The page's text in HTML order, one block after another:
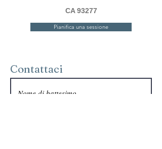
CA 93277
Pianifica una sessione
Contattaci